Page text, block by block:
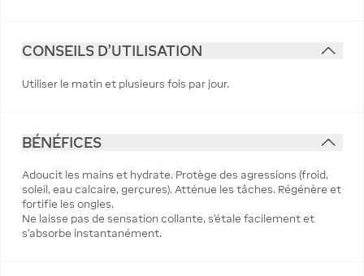
CONSEILS D'UTILISATION
Utiliser le matin et plusieurs fois par jour.
BÉNÉFICES
Adoucit les mains et hydrate. Protège des agressions (froid,
soleil, eau calcaire, gerçures). Atténue les tâches. Régénère et
fortifie les ongles.
Ne laisse pas de sensation collante, s'étale facilement et
s'absorbe instantanément.